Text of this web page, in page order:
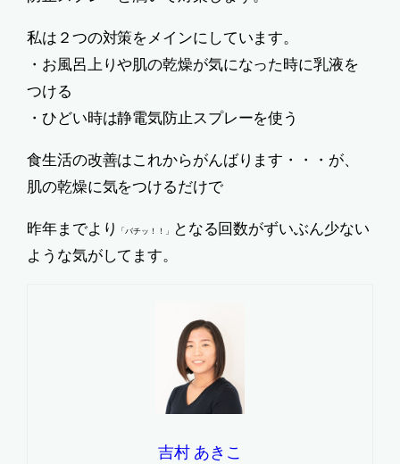
私は２つの対策をメインにしています。
・お風呂上りや肌の乾燥が気になった時に乳液を
つける
・ひどい時は静電気防止スプレーを使う
食生活の改善はこれからがんばります・・・が、
肌の乾燥に気をつけるだけで
昨年までより 「バチッ！！」
となる回数がずいぶん少ない
ような気がしてます。
吉村 あきこ